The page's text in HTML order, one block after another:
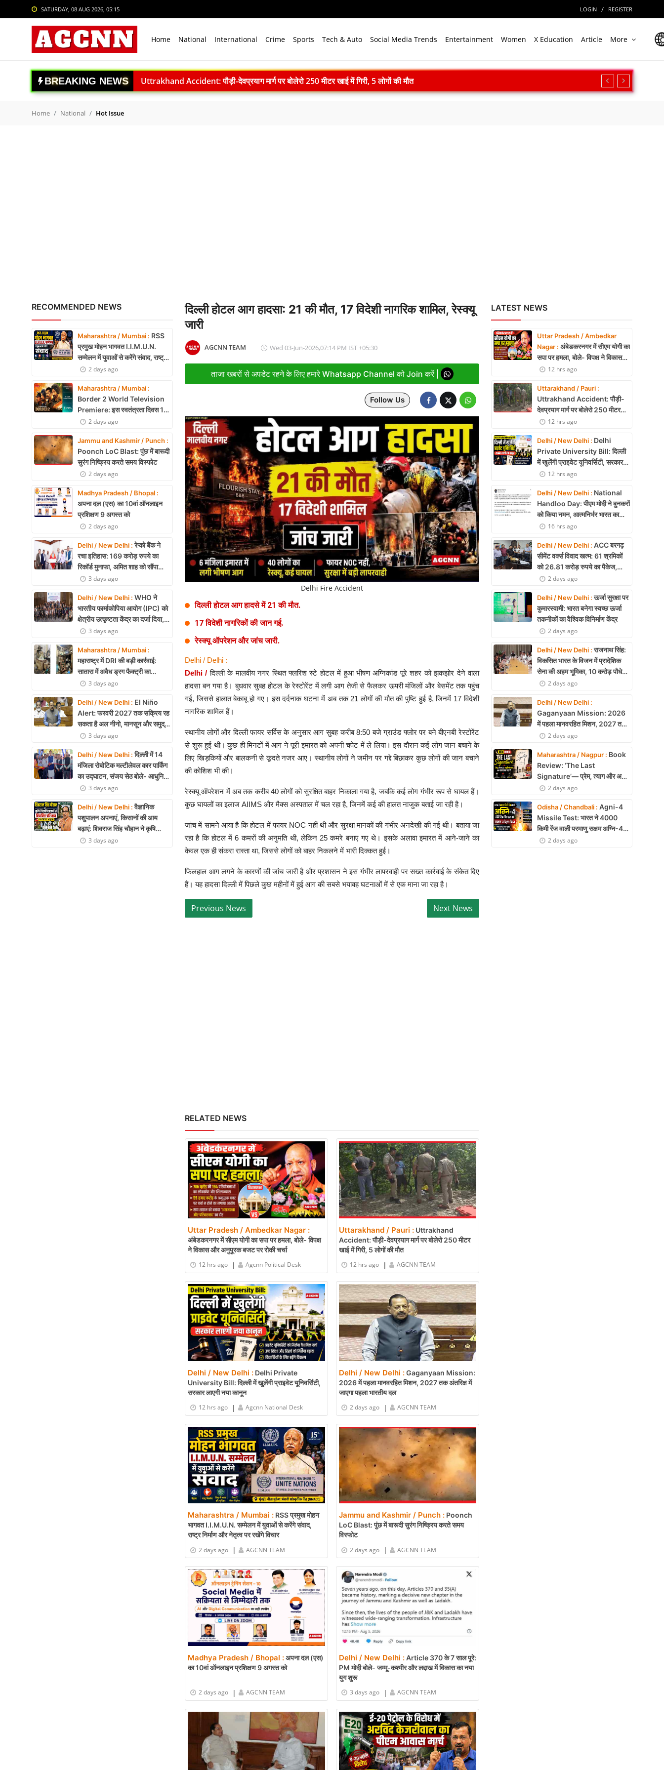
SATURDAY, 08 AUG 2026, 05:15 LOGIN / REGISTER
Home National International Crime Sports Tech & Auto Social Media Trends Entertainment Women X Education Article More
Login Register
National
International
Business
Relationship
Education
Defence & Security
Environment
Literature
History Speaks
Contact Us
BREAKING NEWS
Uttrakhand Accident: पौड़ी-देवप्रयाग मार्ग पर बोलेरो 250 मीटर खाई में गिरी, 5 लोगों की मौत
Delhi Private University Bill: दिल्ली में खुलेंगी प्राइवेट यूनिवर्सिटी, सरकार लाएगी नया कानून
Home National Hot Issue
RECOMMENDED NEWS
Maharashtra / Mumbai : RSS
प्रमुख मोहन भागवत I.I.M.U.N.
सम्मेलन में युवाओं से करेंगे संवाद, राष्ट्र
निर्माण और नेतृत्व पर रखेंगे विचार
2 days ago
Maharashtra / Mumbai :
Border 2 World Television
Premiere: इस स्वतंत्रता दिवस 15
अगस्त को शाम 7:30 बजे सिर्फ Zee
2 days ago
Jammu and Kashmir / Punch :
Poonch LoC Blast: पुंछ में बारूदी
सुरंग निष्क्रिय करते समय विस्फोट
2 days ago
Madhya Pradesh / Bhopal :
अपना दल (एस) का 10वां ऑनलाइन
प्रशिक्षण 9 अगस्त को
2 days ago
Delhi / New Delhi :रेप्को बैंक ने
रचा इतिहास: 169 करोड़ रुपये का
रिकॉर्ड मुनाफा, अमित शाह को सौंपा
22.90 करोड़ का लाभांश
3 days ago
Delhi / New Delhi : WHO ने
भारतीय फार्माकोपिया आयोग (IPC) को
क्षेत्रीय उत्कृष्टता केंद्र का दर्जा दिया,
दक्षिण-पूर्व एशिया में भारत की बड़ी
3 days ago
Maharashtra / Mumbai :
महाराष्ट्र में DRI की बड़ी कार्रवाई:
सातारा में अवैध ड्रग फैक्ट्री का
भंडाफोड़, अल्प्राजोलम और डायजेपाम
3 days ago
Delhi / New Delhi : El Niño
Alert: फरवरी 2027 तक सक्रिय रह
सकता है अल नीनो, मानसून और समुद्री
पारिस्थितिकी पर असर की आशंका
3 days ago
Delhi / New Delhi :दिल्ली में 14
मंजिला रोबोटिक मल्टीलेवल कार पार्किंग
का उद्घाटन, संजय सेठ बोले- आधुनिक
तकनीक से मिलेगी बड़ी राहत
3 days ago
Delhi / New Delhi :वैज्ञानिक
पशुपालन अपनाएं, किसानों की आय
बढ़ाएं: शिवराज सिंह चौहान ने कृषि
विश्वविद्यालयों से नियमित प्रशिक्षण का
3 days ago
दिल्ली होटल आग हादसा: 21 की मौत, 17 विदेशी नागरिक शामिल, रेस्क्यू
जारी
AGCNN TEAM Wed 03-Jun-2026,07:14 PM IST +05:30
ताजा खबरों से अपडेट रहने के लिए हमारे Whatsapp Channel को Join करें |
Follow Us
Delhi Fire Accident
दिल्ली होटल आग हादसे में 21 की मौत.
17 विदेशी नागरिकों की जान गई.
रेस्क्यू ऑपरेशन और जांच जारी.
Delhi / Delhi :
Delhi /दिल्ली के मालवीय नगर स्थित फ्लरिश स्टे होटल में हुआ भीषण अग्निकांड पूरे शहर को झकझोर देने वाला
हादसा बन गया है। बुधवार सुबह होटल के रेस्टोरेंट में लगी आग तेजी से फैलकर ऊपरी मंजिलों और बेसमेंट तक पहुंच
गई, जिससे हालात बेकाबू हो गए। इस दर्दनाक घटना में अब तक 21 लोगों की मौत की पुष्टि हुई है, जिनमें 17 विदेशी
नागरिक शामिल हैं।
स्थानीय लोगों और दिल्ली फायर सर्विस के अनुसार आग सुबह करीब 8:50 बजे ग्राउंड फ्लोर पर बने बीएनबी रेस्टोरेंट
से शुरू हुई थी। कुछ ही मिनटों में आग ने पूरी इमारत को अपनी चपेट में ले लिया। इस दौरान कई लोग जान बचाने के
लिए खिड़कियों और बालकनी से कूदते नजर आए। स्थानीय लोगों ने जमीन पर गद्दे बिछाकर कुछ लोगों की जान बचाने
की कोशिश भी की।
रेस्क्यू ऑपरेशन में अब तक करीब 40 लोगों को सुरक्षित बाहर निकाला गया है, जबकि कई लोग गंभीर रूप से घायल हैं।
कुछ घायलों का इलाज AIIMS और मैक्स अस्पताल में चल रहा है, जिनमें कई की हालत नाजुक बताई जा रही है।
जांच में सामने आया है कि होटल में फायर NOC नहीं थी और सुरक्षा मानकों की गंभीर अनदेखी की गई थी। बताया जा
रहा है कि होटल में 6 कमरों की अनुमति थी, लेकिन 25 कमरे बनाए गए थे। इसके अलावा इमारत में आने-जाने का
केवल एक ही संकरा रास्ता था, जिससे लोगों को बाहर निकलने में भारी दिक्कत हुई।
फिलहाल आग लगने के कारणों की जांच जारी है और प्रशासन ने इस गंभीर लापरवाही पर सख्त कार्रवाई के संकेत दिए
हैं। यह हादसा दिल्ली में पिछले कुछ महीनों में हुई आग की सबसे भयावह घटनाओं में से एक माना जा रहा है।
RELATED NEWS
Uttar Pradesh / Ambedkar Nagar :
अंबेडकरनगर में सीएम योगी का सपा पर हमला, बोले- विपक्ष
ने विकास और अनुपूरक बजट पर रोकी चर्चा
12 hrs ago
| Agcnn Political Desk
Uttarakhand / Pauri : Uttrakhand
Accident: पौड़ी-देवप्रयाग मार्ग पर बोलेरो 250 मीटर
खाई में गिरी, 5 लोगों की मौत
12 hrs ago
| AGCNN TEAM
Delhi / New Delhi : Delhi Private
University Bill: दिल्ली में खुलेंगी प्राइवेट यूनिवर्सिटी,
सरकार लाएगी नया कानून
12 hrs ago
| Agcnn National Desk
Delhi / New Delhi :Gaganyaan Mission:
2026 में पहला मानवरहित मिशन, 2027 तक अंतरिक्ष में
जाएगा पहला भारतीय दल
2 days ago
| AGCNN TEAM
Maharashtra / Mumbai : RSS प्रमुख मोहन
भागवत I.I.M.U.N. सम्मेलन में युवाओं से करेंगे संवाद,
राष्ट्र निर्माण और नेतृत्व पर रखेंगे विचार
2 days ago
| AGCNN TEAM
Jammu and Kashmir / Punch : Poonch
LoC Blast: पुंछ में बारूदी सुरंग निष्क्रिय करते समय
विस्फोट
2 days ago
| AGCNN TEAM
Madhya Pradesh / Bhopal :अपना दल (एस)
का 10वां ऑनलाइन प्रशिक्षण 9 अगस्त को
2 days ago | AGCNN TEAM
Delhi / New Delhi :Article 370 के 7 साल पूरे:
PM मोदी बोले- जम्मू-कश्मीर और लद्दाख में विकास का नया
युग शुरू
3 days ago
| AGCNN TEAM
LATEST NEWS
Uttar Pradesh / Ambedkar
Nagar : अंबेडकरनगर में सीएम योगी का
सपा पर हमला, बोले- विपक्ष ने विकास
और अनुपूरक बजट पर रोकी चर्चा
12 hrs ago
Uttarakhand / Pauri :
Uttrakhand Accident: पौड़ी-
देवप्रयाग मार्ग पर बोलेरो 250 मीटर
खाई में गिरी, 5 लोगों की मौत
12 hrs ago
Delhi / New Delhi : Delhi
Private University Bill: दिल्ली
में खुलेंगी प्राइवेट यूनिवर्सिटी, सरकार
लाएगी नया कानून
12 hrs ago
Delhi / New Delhi : National
Handloo Day: पीएम मोदी ने बुनकरों
को किया नमन, आत्मनिर्भर भारत का
बताया मजबूत आधार
16 hrs ago
Delhi / New Delhi : ACC बरगढ़
सीमेंट वर्क्स विवाद खत्म: 61 श्रमिकों
को 26.81 करोड़ रुपये का पैकेज,
समझौते पर मुहर
2 days ago
Delhi / New Delhi :ऊर्जा सुरक्षा पर
कुमारस्वामी: भारत बनेगा स्वच्छ ऊर्जा
तकनीकों का वैश्विक विनिर्माण केंद्र
2 days ago
Delhi / New Delhi :राजनाथ सिंह:
विकसित भारत के विजन में प्रादेशिक
सेना की अहम भूमिका, 10 करोड़ पौधे
लगाने का रिकॉर्ड
2 days ago
Delhi / New Delhi :
Gaganyaan Mission: 2026
में पहला मानवरहित मिशन, 2027 तक
अंतरिक्ष में जाएगा पहला भारतीय दल
2 days ago
Maharashtra / Nagpur : Book
Review: ‘The Last
Signature’— प्रेम, त्याग और अधूरी
मोहब्बत की भावनात्मक कहानी
2 days ago
Odisha / Chandbali : Agni-4
Missile Test: भारत ने 4000
किमी रेंज वाली परमाणु सक्षम अग्नि-4
बैलिस्टिक मिसाइल का सफल परीक्षण,
2 days ago